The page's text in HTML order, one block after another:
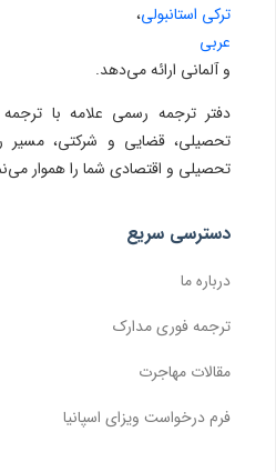
ترکی استانبولی،
عربی
و آلمانی ارائه می‌دهد.
دفتر ترجمه رسمی علامه با
تحصیلی، قضایی و شرکتی، مسیر
تحصیلی و اقتصادی شما را هموار
دسترسی سریع
درباره ما
ترجمه فوری مدارک
مقالات مهاجرت
فرم درخواست ویزای اسپانیا